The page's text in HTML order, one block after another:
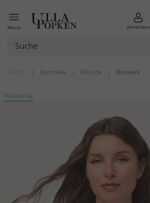
Menü Anmelden
| Startseite | Wäsche | Bustiers
Nachhaltig